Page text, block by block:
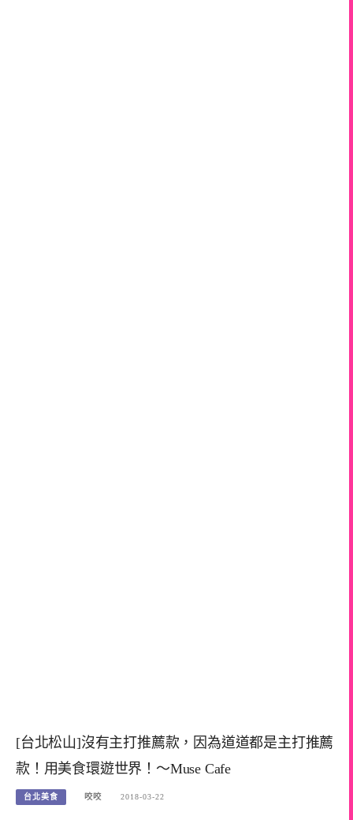
[台北松山]沒有主打推薦款，因為道道都是主打推薦
款！用美食環遊世界！～Muse Cafe
台北美食 咬咬 2018-03-22